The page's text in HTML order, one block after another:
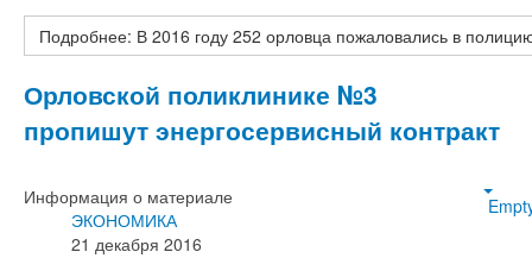
Подробнее: В 2016 году 252 орловца пожаловались в
Орловской поликлинике №3
пропишут энергосервисный контракт
Информация о материале
ЭКОНОМИКА
21 декабря 2016